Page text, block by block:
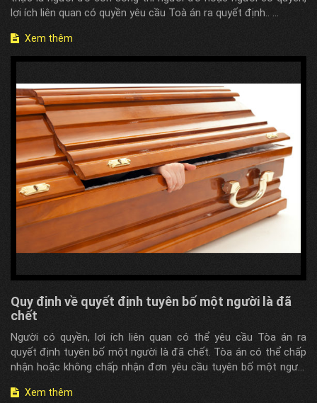
lợi ích liên quan có quyền yêu cầu Toà án ra quyết định.. ...
Xem thêm
Quy định về quyết định tuyên bố một người là đã
chết
Người có quyền, lợi ích liên quan có thể yêu cầu Tòa án ra
quyết định tuyên bố một người là đã chết. Tòa án có thể chấp
nhận hoặc không chấp nhận đơn yêu cầu tuyên bố một người
Xem thêm